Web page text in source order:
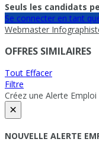
Seuls les candidats
Se connecter en tant
Webmaster
OFFRES SIMILAIRES
Tout Effacer
Filtre
Créez une Alerte
×
NOUVELLE ALERTE